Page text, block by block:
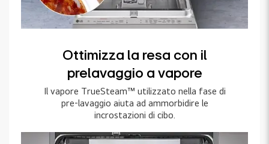
Ottimizza la resa con il
prelavaggio a vapore
Il vapore TrueSteam™ utilizzato nella fase di
pre-lavaggio aiuta ad ammorbidire le
incrostazioni di cibo.